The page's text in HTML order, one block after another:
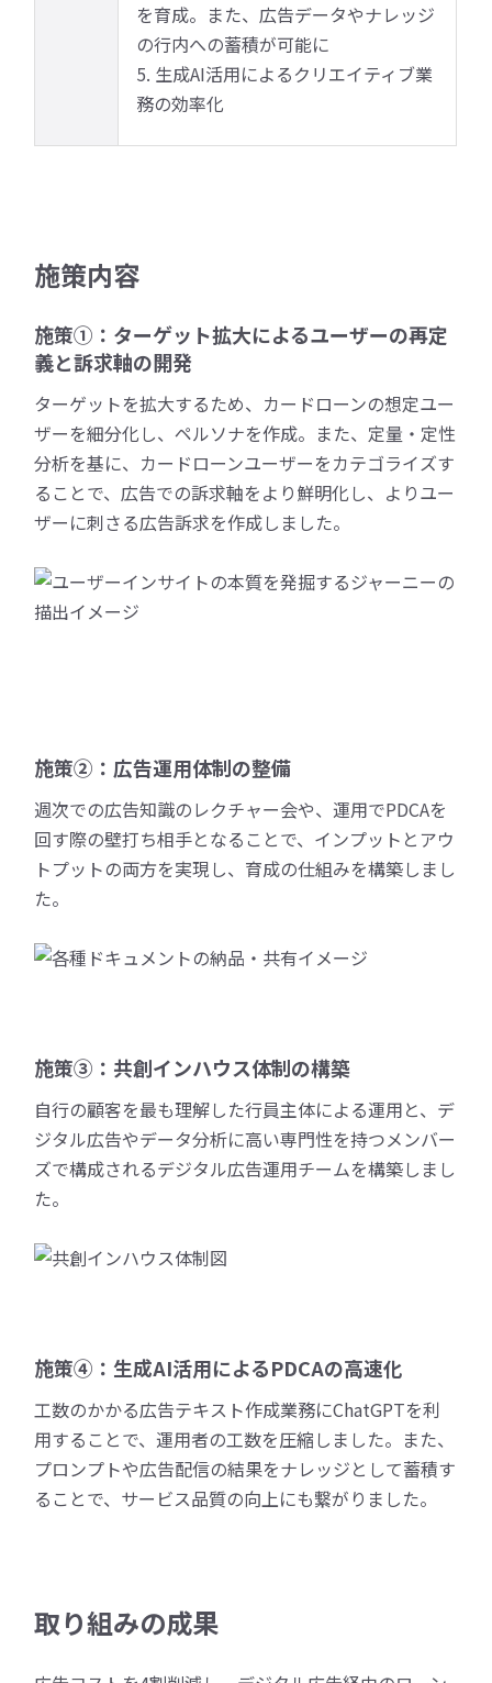
を育成。また、広告データやナレッジ
の行内への蓄積が可能に
5. 生成AI活用によるクリエイティブ業
務の効率化
施策内容
施策①：ターゲット拡大によるユーザーの再定
義と訴求軸の開発
ターゲットを拡大するため、カードローンの想定ユー
ザーを細分化し、ペルソナを作成。また、定量・定性
分析を基に、カードローンユーザーをカテゴライズす
ることで、広告での訴求軸をより鮮明化し、よりユー
ザーに刺さる広告訴求を作成しました。
施策②：広告運用体制の整備
週次での広告知識のレクチャー会や、運用でPDCAを
回す際の壁打ち相手となることで、インプットとアウ
トプットの両方を実現し、育成の仕組みを構築しまし
た。
施策③：共創インハウス体制の構築
自行の顧客を最も理解した行員主体による運用と、デ
ジタル広告やデータ分析に高い専門性を持つメンバー
ズで構成されるデジタル広告運用チームを構築しまし
た。
施策④：生成AI活用によるPDCAの高速化
工数のかかる広告テキスト作成業務にChatGPTを利
用することで、運用者の工数を圧縮しました。また、
プロンプトや広告配信の結果をナレッジとして蓄積す
ることで、サービス品質の向上にも繋がりました。
取り組みの成果